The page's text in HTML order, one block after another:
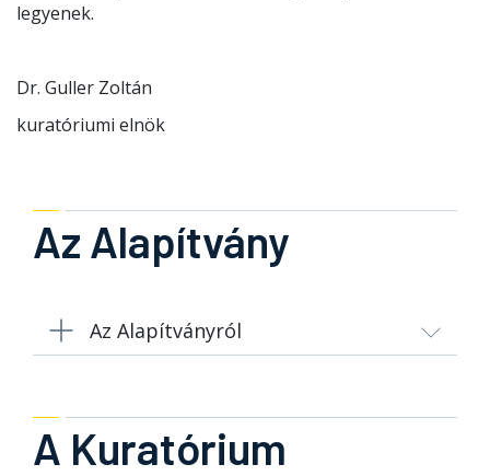
legyenek.
Dr. Guller Zoltán
kuratóriumi elnök
Az Alapítvány
Az Alapítványról
A Kuratórium